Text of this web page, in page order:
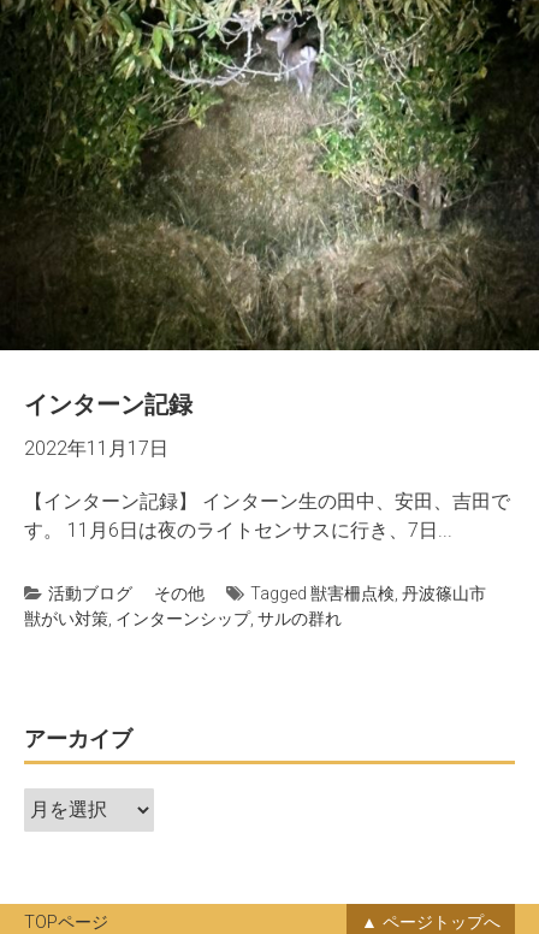
インターン記録
2022年11月17日
【インターン記録】 インターン生の田中、安田、吉田で
す。 11月6日は夜のライトセンサスに行き、7日...
活動ブログ その他 Tagged 獣害柵点検 丹波篠山市
獣がい対策 インターンシップ, サルの群れ
アーカイブ
ア
ー
ブ
TOPページ ページトップへ